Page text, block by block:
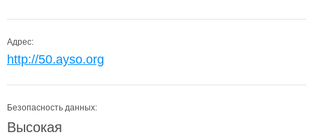
Адрес:
http://50.ayso.org
Безопасность данных:
Высокая